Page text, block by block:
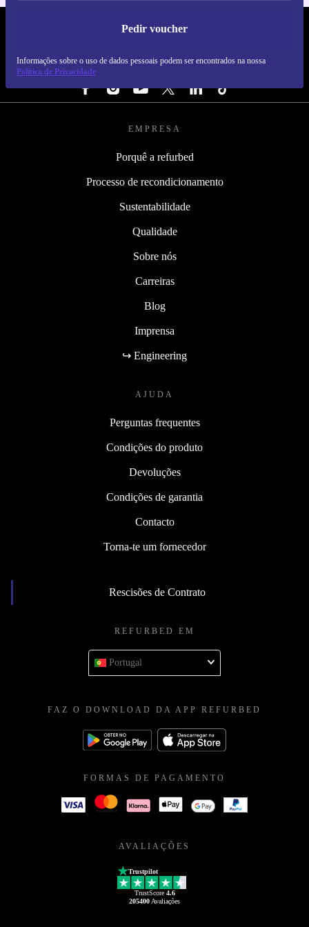
Pedir voucher
Informações sobre o uso de dados pessoais podem ser encontrados na nossa
Política de Privacidade
REFURBED PORTUGAL - RETHINK NEW.
SEGUE-NOS
EMPRESA
Porquê a refurbed
Processo de recondicionamento
Sustentabilidade
Qualidade
Sobre nós
Carreiras
Blog
Imprensa
↪ Engineering
AJUDA
Perguntas frequentes
Condições do produto
Devoluções
Condições de garantia
Contacto
Torna-te um fornecedor
Rescisões de Contrato
REFURBED EM
Portugal
FAZ O DOWNLOAD DA APP REFURBED
FORMAS DE PAGAMENTO
AVALIAÇÕES
Trustpilot
TrustScore 4.6
205400 Avaliações